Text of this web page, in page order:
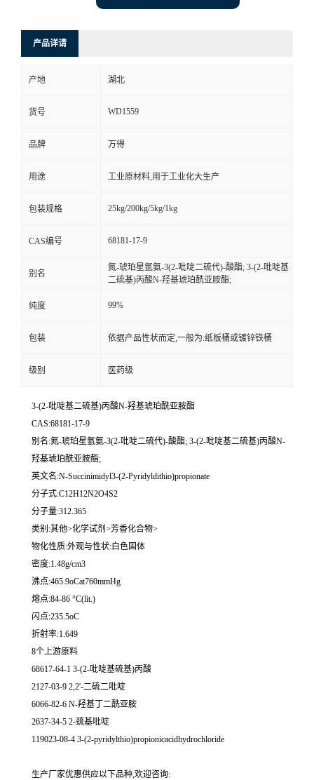
产品详请
产地 湖北
货号 WD1559
品牌 万得
用途 工业原材料,用于工业化大生产
包装规格 25kg/200kg/5kg/1kg
CAS编号 68181-17-9
别名
氮-琥珀星氩氨-3(2-吡啶二硫代)-酸酯; 3-(2-吡啶基
二硫基)丙酸N-羟基琥珀酰亚胺酯;
纯度 99%
包装 依据产品性状而定,一般为:纸板桶或镀锌铁桶
级别 医药级
3-(2-吡啶基二硫基)丙酸N-羟基琥珀酰亚胺酯
CAS:68181-17-9
别名:氮-琥珀星氩氨-3(2-吡啶二硫代)-酸酯; 3-(2-吡啶基二硫基)丙酸N-
羟基琥珀酰亚胺酯;
英文名:N-Succinimidyl3-(2-Pyridyldithio)propionate
分子式:C12H12N2O4S2
分子量:312.365
类别:其他>化学试剂>芳香化合物>
物化性质:外观与性状:白色固体
密度:1.48g/cm3
沸点:465.9oCat760mmHg
熔点:84-86 °C(lit.)
闪点:235.5oC
折射率:1.649
8个上游原料
68617-64-1 3-(2-吡啶基硫基)丙酸
2127-03-9 2,2'-二硫二吡啶
6066-82-6 N-羟基丁二酰亚胺
2637-34-5 2-巯基吡啶
119023-08-4 3-(2-pyridylthio)propionicacidhydrochloride
生产厂家优惠供应以下品种,欢迎咨询: